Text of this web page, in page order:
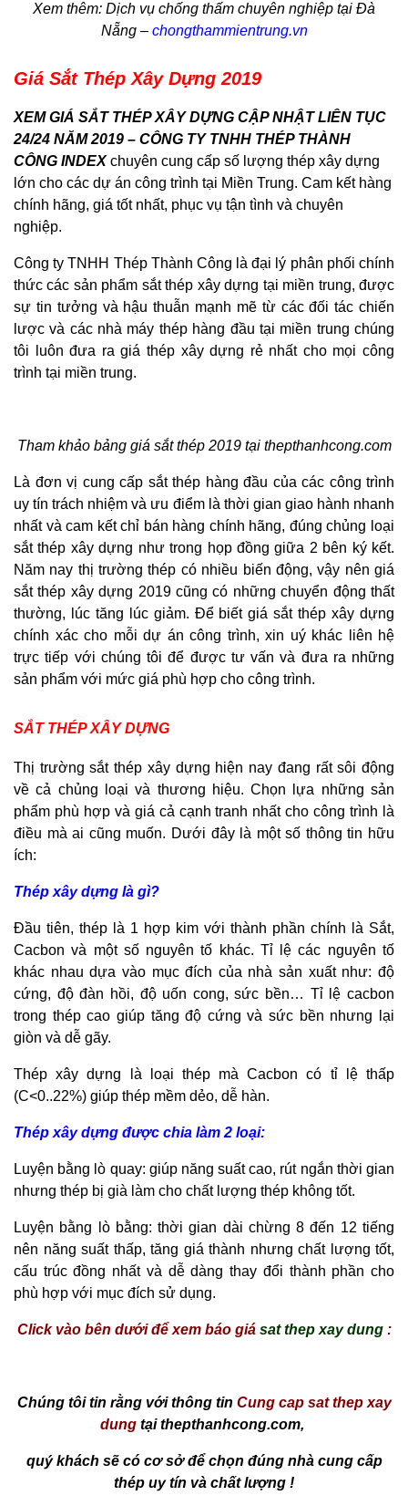
Xem thêm: Dịch vụ chống thấm chuyên nghiệp tại Đà
Nẵng – chongthammientrung.vn
Giá Sắt Thép Xây Dựng 2019
XEM GIÁ SẮT THÉP XÂY DỰNG CẬP NHẬT LIÊN TỤC
24/24 NĂM 2019 – CÔNG TY TNHH THÉP THÀNH
CÔNG INDEX chuyên cung cấp số lượng thép xây dựng
lớn cho các dự án công trình tại Miền Trung. Cam kết hàng
chính hãng, giá tốt nhất, phục vụ tận tình và chuyên
nghiệp.
Công ty TNHH Thép Thành Công là đại lý phân phối chính
thức các sản phẩm sắt thép xây dựng tại miền trung, được
sự tin tưởng và hậu thuẫn mạnh mẽ từ các đối tác chiến
lược và các nhà máy thép hàng đầu tại miền trung chúng
tôi luôn đưa ra giá thép xây dựng rẻ nhất cho mọi công
trình tại miền trung.
Tham khảo bảng giá sắt thép 2019 tại thepthanhcong.com
Là đơn vị cung cấp sắt thép hàng đầu của các công trình
uy tín trách nhiệm và ưu điểm là thời gian giao hành nhanh
nhất và cam kết chỉ bán hàng chính hãng, đúng chủng loại
sắt thép xây dựng như trong họp đồng giữa 2 bên ký kết.
Năm nay thị trường thép có nhiều biến động, vậy nên giá
sắt thép xây dựng 2019 cũng có những chuyển động thất
thường, lúc tăng lúc giảm. Để biết giá sắt thép xây dựng
chính xác cho mỗi dự án công trình, xin uý khác liên hệ
trực tiếp với chúng tôi để được tư vấn và đưa ra những
sản phẩm với mức giá phù hợp cho công trình.
SẮT THÉP XÂY DỰNG
Thị trường sắt thép xây dựng hiện nay đang rất sôi động
về cả chủng loại và thương hiệu. Chọn lựa những sản
phẩm phù hợp và giá cả cạnh tranh nhất cho công trình là
điều mà ai cũng muốn. Dưới đây là một số thông tin hữu
ích:
Thép xây dựng là gì?
Đầu tiên, thép là 1 hợp kim với thành phần chính là Sắt,
Cacbon và một số nguyên tố khác. Tỉ lệ các nguyên tố
khác nhau dựa vào mục đích của nhà sản xuất như: độ
cứng, độ đàn hồi, độ uốn cong, sức bền… Tỉ lệ cacbon
trong thép cao giúp tăng độ cứng và sức bền nhưng lại
giòn và dễ gãy.
Thép xây dựng là loại thép mà Cacbon có tỉ lệ thấp
(C<0..22%) giúp thép mềm dẻo, dễ hàn.
Thép xây dựng được chia làm 2 loại:
Luyện bằng lò quay: giúp năng suất cao, rút ngắn thời gian
nhưng thép bị già làm cho chất lượng thép không tốt.
Luyện bằng lò bằng: thời gian dài chừng 8 đến 12 tiếng
nên năng suất thấp, tăng giá thành nhưng chất lượng tốt,
cấu trúc đồng nhất và dễ dàng thay đổi thành phần cho
phù hợp với mục đích sử dụng.
Click vào bên dưới để xem báo giá sat thep xay dung:
Chúng tôi tin rằng với thông tin Cung cap sat thep xay
dung tại thepthanhcong.com,
quý khách sẽ có cơ sở để chọn đúng nhà cung cấp
thép uy tín và chất lượng !